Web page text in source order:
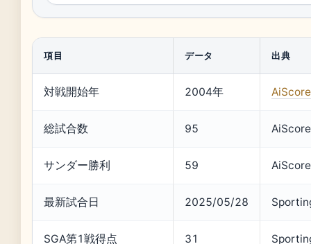
項目 データ 出典
対戦開始年 2004年
総試合数 95
サンダー勝利 59
最新試合日 2025/05/28
SGA第1戦得点 31